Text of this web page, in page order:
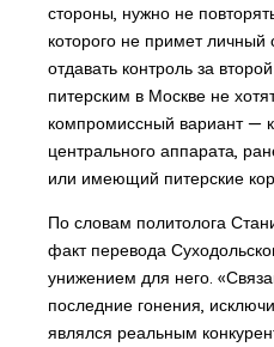
стороны, нужно не
которого не примет личный
отдавать контроль за
питерским в Москве не
компромиссный вариант —
центрального аппарата,
или имеющий питерские
По словам политолога
факт перевода
унижением для него.
последние гонения,
являлся реальным